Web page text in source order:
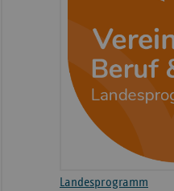
Landesprogramm